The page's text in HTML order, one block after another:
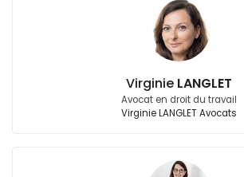
Virginie LANGLET
Avocat en droit du travail
Virginie LANGLET Avocats